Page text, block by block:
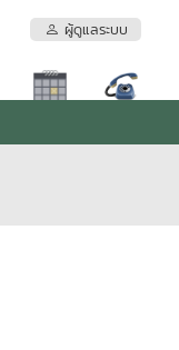
ผู้ดูแลระบบ